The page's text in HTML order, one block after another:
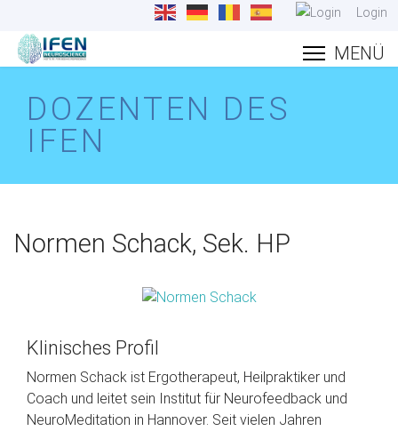
Login
DOZENTEN DES
IFEN
Normen Schack, Sek. HP
Klinisches Profil
Normen Schack ist Ergotherapeut, Heilpraktiker und
Coach und leitet sein Institut für Neurofeedback und
NeuroMeditation in Hannover. Seit vielen Jahren